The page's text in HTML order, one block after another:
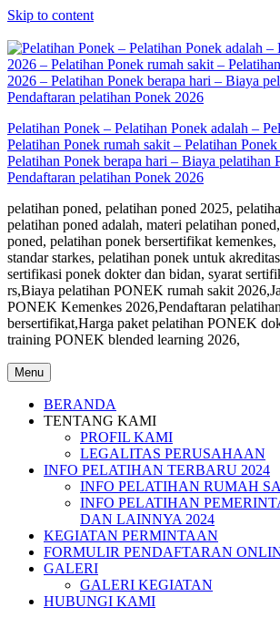
Skip to content
Pelatihan Ponek – Pelatihan Ponek adalah –
Pelatihan Ponek rumah sakit – Pelatihan
Pelatihan Ponek berapa hari – Biaya pelatihan
Pendaftaran pelatihan Ponek 2026
pelatihan poned, pelatihan poned 2025,
pelatihan poned adalah, materi pelatihan
poned, pelatihan ponek bersertifikat
standar starkes, pelatihan ponek untuk
sertifikasi ponek dokter dan bidan, syarat
rs,Biaya pelatihan PONEK rumah sakit
PONEK Kemenkes 2026,Pendaftaran
bersertifikat,Harga paket pelatihan PONEK
training PONEK blended learning 2026,
Menu
BERANDA
TENTANG KAMI
PROFIL KAMI
LEGALITAS PERUSAHAAN
INFO PELATIHAN TERBARU 2024
INFO PELATIHAN RUMAH
INFO PELATIHAN
DAN LAINNYA 2024
KEGIATAN PERMINTAAN
FORMULIR PENDAFTARAN
GALERI
GALERI KEGIATAN
HUBUNGI KAMI